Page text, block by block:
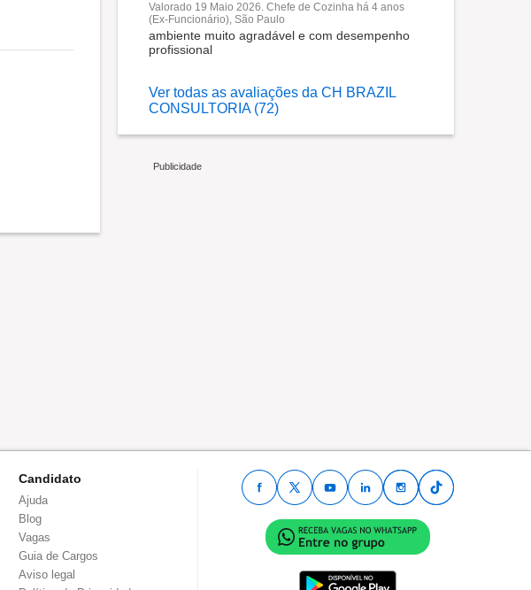
Valorado 19 Maio 2026. Chefe de Cozinha há 4 anos
(Ex-Funcionário), São Paulo
ambiente muito agradável e com desempenho
profissional
Ver todas as avaliações da CH BRAZIL
CONSULTORIA (72)
Candidato
Ajuda
Blog
Vagas
Guia de Cargos
Aviso legal